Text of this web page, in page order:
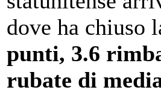
dove ha chiuso
punti, 3.6
rubate di